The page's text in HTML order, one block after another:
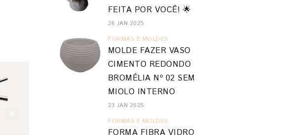
FEITA POR VOCÊ! 🌟
26 JAN 2025
FORMAS E MOLDES
MOLDE FAZER VASO
CIMENTO REDONDO
BROMÉLIA Nº 02 SEM
MIOLO INTERNO
23 JAN 2025
FORMAS E MOLDES
FORMA FIBRA VIDRO